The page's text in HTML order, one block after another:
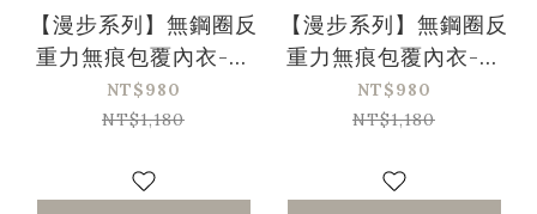
【漫步系列】無鋼圈反
重力無痕包覆內衣-茶
色(32/70-38/85、A-
C)
NT$980
NT$1,180
【漫步系列】無鋼圈反
重力無痕包覆內衣-粉
色(32/70-38/85、A-
C)
NT$980
NT$1,180